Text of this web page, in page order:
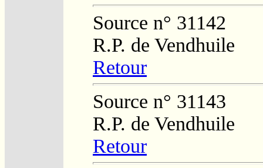
Source n° 31142
R.P. de Vendhuile
Retour
Source n° 31143
R.P. de Vendhuile
Retour